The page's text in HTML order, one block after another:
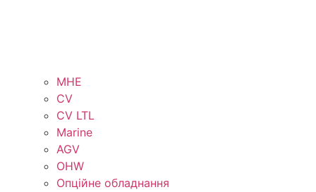
MHE
CV
CV LTL
Marine
AGV
OHW
Опційне обладнання